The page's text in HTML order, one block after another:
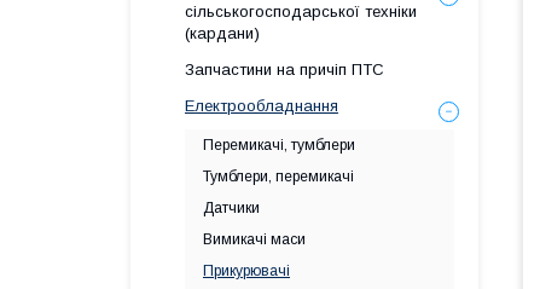
сільськогосподарської техніки
(кардани)
Запчастини на причіп ПТС
Електрообладнання
Перемикачі, тумблери
Тумблери, перемикачі
Датчики
Вимикачі маси
Прикурювачі